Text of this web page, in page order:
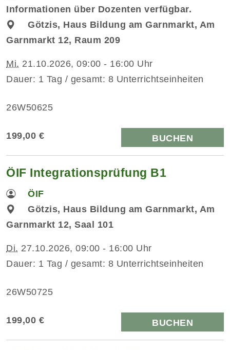
Informationen über Dozenten verfügbar.
Götzis, Haus Bildung am Garnmarkt, Am
Garnmarkt 12, Raum 209
Mi. 21.10.2026, 09:00 - 16:00 Uhr
Dauer: 1 Tag / gesamt: 8 Unterrichtseinheiten
26W50625
199,00 € BUCHEN
ÖIF Integrationsprüfung B1
ÖIF
Götzis, Haus Bildung am Garnmarkt, Am
Garnmarkt 12, Saal 101
Di. 27.10.2026, 09:00 - 16:00 Uhr
Dauer: 1 Tag / gesamt: 8 Unterrichtseinheiten
26W50725
199,00 € BUCHEN